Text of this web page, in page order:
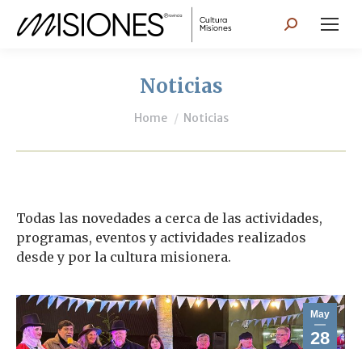
Search:
Noticias
You are here:
Home Noticias
Todas las novedades a cerca de las actividades,
programas, eventos y actividades realizados
desde y por la cultura misionera.
May
28